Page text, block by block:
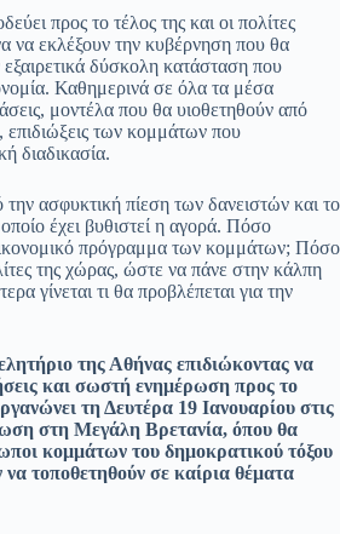
προς το τέλος της και οι πολίτες
να εκλέξουν την κυβέρνηση που θα
εξαιρετικά δύσκολη κατάσταση που
Καθημερινά σε όλα τα μέσα
μοντέλα που θα υιοθετηθούν από
επιδιώξεις των κομμάτων που
διαδικασία.
ασφυκτική πίεση των δανειστών και το
έχει βυθιστεί η αγορά. Πόσο
πρόγραμμα των κομμάτων; Πόσο
της χώρας, ώστε να πάνε στην κάλπη
γίνεται τι θα προβλέπεται για την
της Αθήνας επιδιώκοντας να
και σωστή ενημέρωση προς το
τη Δευτέρα 19 Ιανουαρίου στις
στη Μεγάλη Βρετανία, όπου θα
κομμάτων του δημοκρατικού τόξου
να τοποθετηθούν σε καίρια θέματα